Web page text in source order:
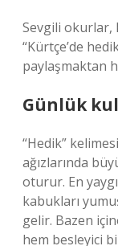
Sevgili okurlar,
“Kürtçe’de
paylaşmaktan
Günlük
“Hedik”
ağızlarında
oturur. En
kabukları
gelir. Bazen
hem besleyici